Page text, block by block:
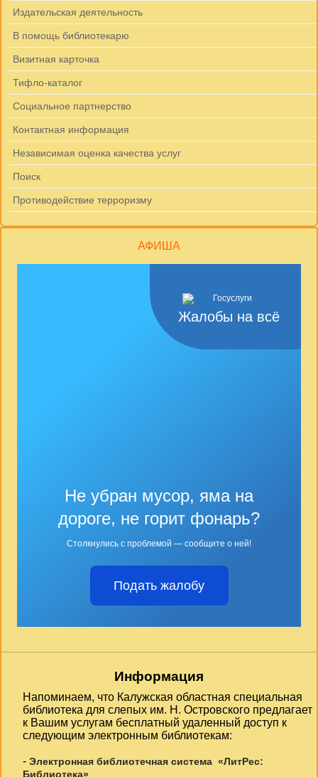
Издательская деятельность
В помощь библиотекарю
Визитная карточка
Тифло-каталог
Социальное партнерство
Контактная информация
Независимая оценка качества услуг
Поиск
Противодействие терроризму
АФИША
Жалобы на всё
Не убран мусор, яма на
дороге, не горит фонарь?
Столкнулись с проблемой — сообщите о ней!
Подать жалобу
Информация
Напоминаем, что Калужская областная специальная
библиотека для слепых им. Н. Островского предлагает
к Вашим услугам бесплатный удаленный доступ к
следующим электронным библиотекам:
- Электронная библиотечная система «ЛитРес:
Библиотека»